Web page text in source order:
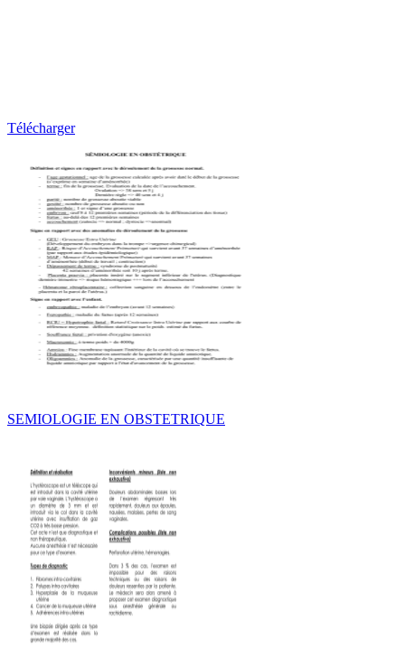
Télécharger
SEMIOLOGIE EN OBSTETRIQUE